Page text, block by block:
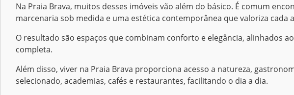
Na Praia Brava, muitos desses imóveis vão além do básico. É comum
marcenaria sob medida e uma estética contemporânea que valoriza cada
O resultado são espaços que combinam conforto e elegância, alinhados
completa.
Além disso, viver na Praia Brava proporciona acesso a natureza,
selecionado, academias, cafés e restaurantes, facilitando o dia a dia.